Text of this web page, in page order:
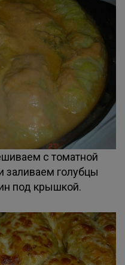
с томатной
заливаем голубцы
под крышкой.